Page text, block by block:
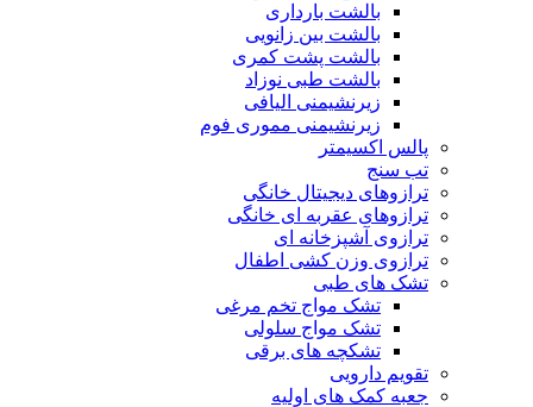
بالشت بارداری
بالشت بین زانویی
بالشت پشت کمری
بالشت طبی نوزاد
زیرنشیمنی الیافی
زیرنشیمنی مموری فوم
پالس اکسیمتر
تب سنج
ترازوهای دیجیتال خانگی
ترازوهای عقربه ای خانگی
ترازوی آشپزخانه ای
ترازوی وزن کشی اطفال
تشک های طبی
تشک مواج تخم مرغی
تشک مواج سلولی
تشکچه های برقی
تقویم دارویی
جعبه کمک های اولیه